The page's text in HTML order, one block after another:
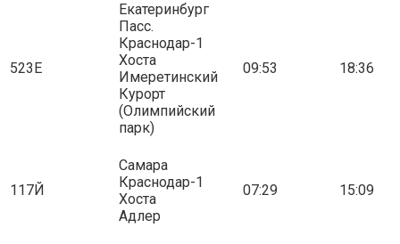
523Е
Екатеринбург
Пасс.
Краснодар-1
Хоста
Имеретинский
Курорт
(Олимпийский
парк)
09:53 18:36
117Й
Самара
Краснодар-1
Хоста
Адлер
07:29 15:09